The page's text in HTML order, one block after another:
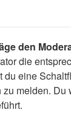
den
die
du eine
melden. Du